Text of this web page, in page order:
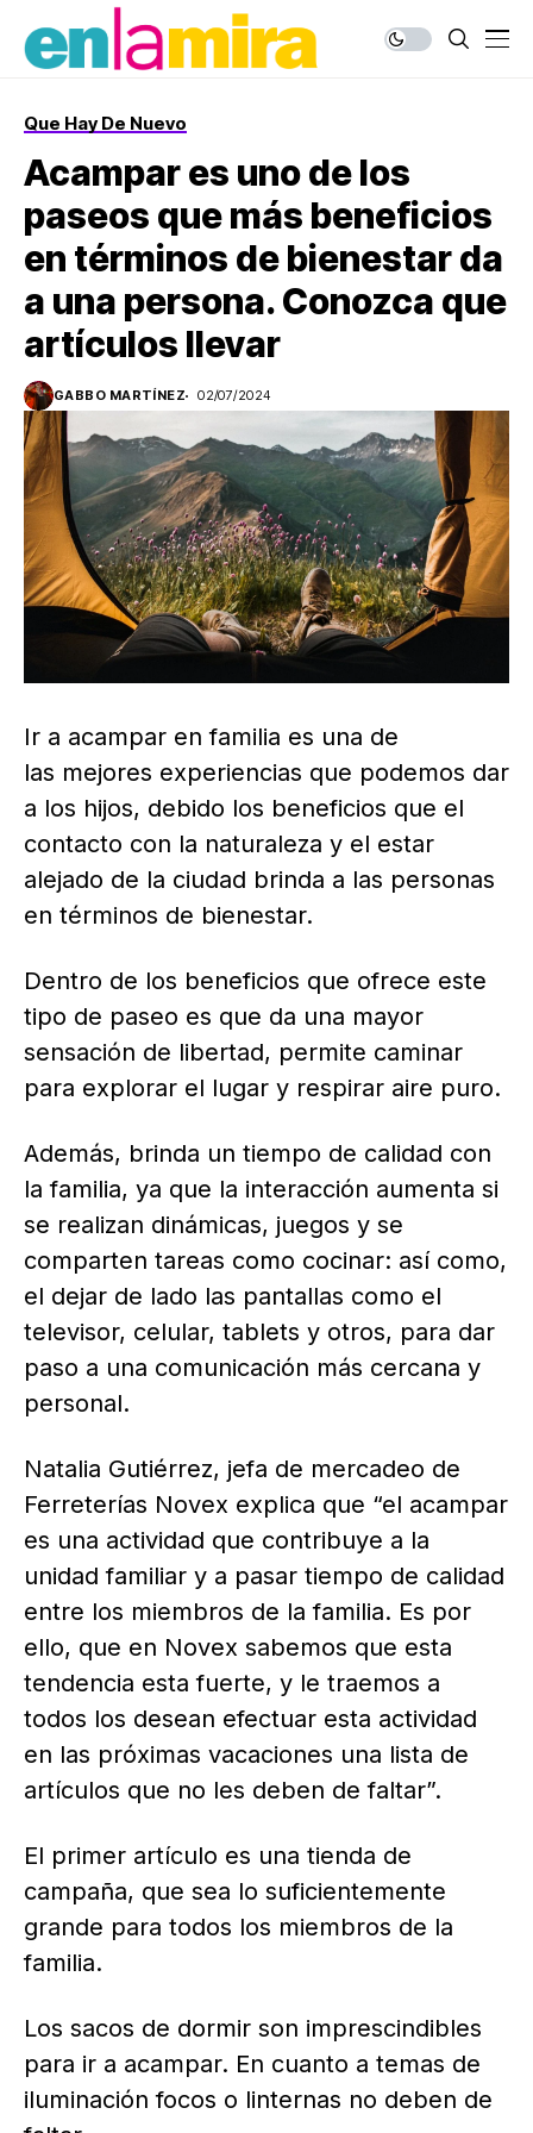
Que Hay De Nuevo
Acampar es uno de los
paseos que más beneficios
en términos de bienestar da
a una persona. Conozca que
artículos llevar
GABBO MARTÍNEZ 02/07/2024
Ir a acampar en familia es una de
las mejores experiencias que podemos dar
a los hijos, debido los beneficios que el
contacto con la naturaleza y el estar
alejado de la ciudad brinda a las personas
en términos de bienestar.
Dentro de los beneficios que ofrece este
tipo de paseo es que da una mayor
sensación de libertad, permite caminar
para explorar el lugar y respirar aire puro.
Además, brinda un tiempo de calidad con
la familia, ya que la interacción aumenta si
se realizan dinámicas, juegos y se
comparten tareas como cocinar: así como,
el dejar de lado las pantallas como el
televisor, celular, tablets y otros, para dar
paso a una comunicación más cercana y
personal.
Natalia Gutiérrez, jefa de mercadeo de
Ferreterías Novex explica que “el acampar
es una actividad que contribuye a la
unidad familiar y a pasar tiempo de calidad
entre los miembros de la familia. Es por
ello, que en Novex sabemos que esta
tendencia esta fuerte, y le traemos a
todos los desean efectuar esta actividad
en las próximas vacaciones una lista de
artículos que no les deben de faltar”.
El primer artículo es una tienda de
campaña, que sea lo suficientemente
grande para todos los miembros de la
familia.
Los sacos de dormir son imprescindibles
para ir a acampar. En cuanto a temas de
iluminación focos o linternas no deben de